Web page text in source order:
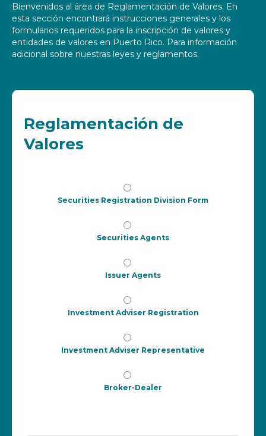
Bienvenidos al área de Reglamentación de Valores. En
esta sección encontrará instrucciones generales y los
formularios requeridos para la inscripción de valores y
entidades de valores en Puerto Rico. Para información
adicional sobre nuestras leyes y reglamentos.
Reglamentación de
Valores
Securities Registration Division Form
Securities Agents
Issuer Agents
Investment Adviser Registration
Investment Adviser Representative
Broker-Dealer